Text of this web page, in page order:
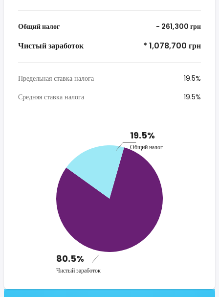
Общий налог - 261,300 грн
Чистый заработок * 1,078,700 грн
Предельная ставка налога
19.5%
Средняя ставка налога
19.5%
19.5%
Общий налог
80.5%
Чистый заработок